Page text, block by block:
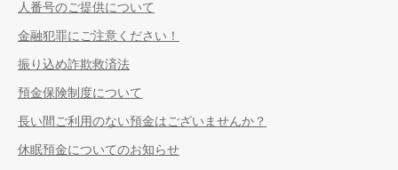
人番号のご提供について
金融犯罪にご注意ください！
振り込め詐欺救済法
預金保険制度について
長い間ご利用のない預金はございませんか？
休眠預金についてのお知らせ